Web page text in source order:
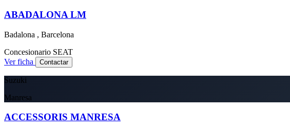
ABADALONA LM
Badalona , Barcelona
Concesionario SEAT
Ver ficha
Contactar
Suzuki
Manresa
ACCESSORIS MANRESA